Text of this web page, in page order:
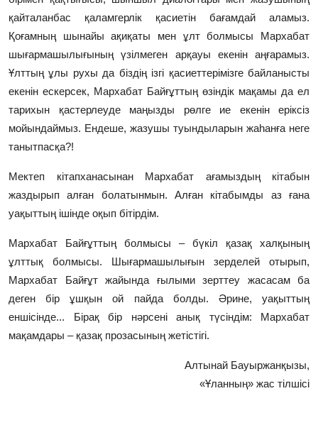
қайталанбас қаламгерлік қасиетін бағамдай аламыз.
Қоғамның шынайы ақиқаты мен ұлт болмысы Мархабат
шығармашылығының үзілмеген арқауы екенін аңғарамыз.
Ұлттың ұлы рухы да біздің ізгі қасиеттерімізге байланысты
екенін ескерсек, Мархабат Байғұттың өзіндік мақамы да ел
тарихын қастерлеуде маңызды рөлге ие екенін еріксіз
мойындаймыз. Ендеше, жазушы туындыларын жаһанға неге
танытпасқа?!
Мектеп кітапханасынан Мархабат ағамыздың кітабын
жаздырып алған болатынмын. Алған кітабымды аз ғана
уақыттың ішінде оқып бітірдім.
Мархабат Байғұттың болмысы – бүкіл қазақ халқының
ұлттық болмысы. Шығармашылығын зерделей отырып,
Мархабат Байғұт жайында ғылыми зерттеу жасасам ба
деген бір ұшқын ой пайда болды. Әрине, уақыттың
еншісінде... Бірақ бір нәрсені анық түсіндім: Мархабат
мақамдары – қазақ прозасының жетістігі.
Алтынай Бауыржанқызы,
«Ұланның» жас тілшісі